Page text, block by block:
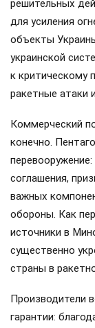
решительных
для усиления
объекты
украинской
к критическому
ракетные атаки
Коммерческий
конечно.
соглашения,
важных
обороны. Как
источники в
существенно
страны в
Производители
гарантии: